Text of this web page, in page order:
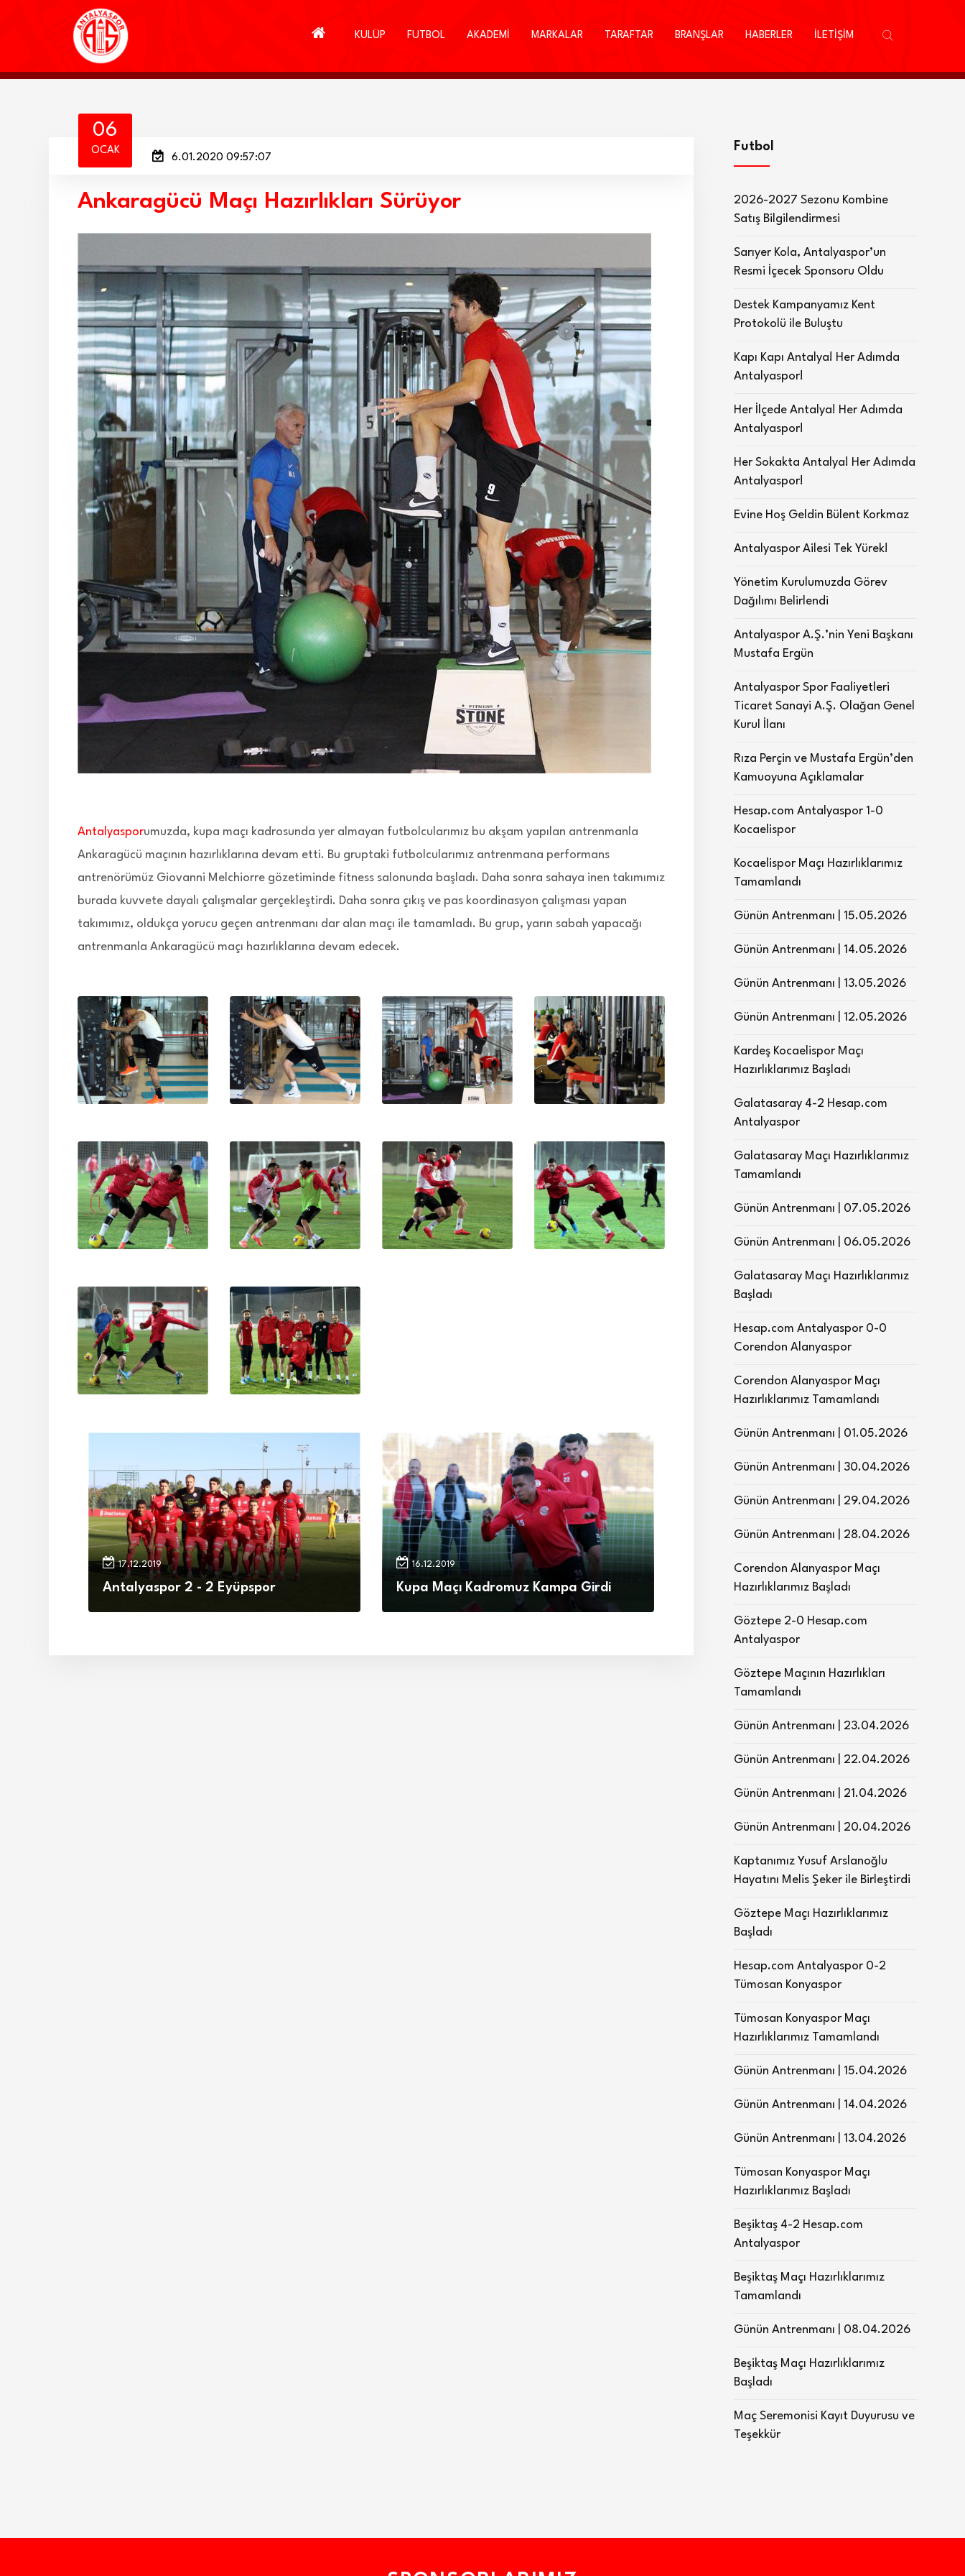
KULÜP FUTBOL AKADEMİ MARKALAR TARAFTAR BRANŞLAR HABERLER İLETİŞİM
06
OCAK
6.01.2020 09:57:07
Ankaragücü Maçı Hazırlıkları Sürüyor
Antalyasporumuzda, kupa maçı kadrosunda yer almayan futbolcularımız bu akşam yapılan antrenmanla
Ankaragücü maçının hazırlıklarına devam etti. Bu gruptaki futbolcularımız antrenmana performans
antrenörümüz Giovanni Melchiorre gözetiminde fitness salonunda başladı. Daha sonra sahaya inen takımımız
burada kuvvete dayalı çalışmalar gerçekleştirdi. Daha sonra çıkış ve pas koordinasyon çalışması yapan
takımımız, oldukça yorucu geçen antrenmanı dar alan maçı ile tamamladı. Bu grup, yarın sabah yapacağı
antrenmanla Ankaragücü maçı hazırlıklarına devam edecek.
17.12.2019
Antalyaspor 2 - 2 Eyüpspor
16.12.2019
Kupa Maçı Kadromuz Kampa Girdi
Futbol
2026-2027 Sezonu Kombine
Satış Bilgilendirmesi
Sarıyer Kola, Antalyaspor’un
Resmi İçecek Sponsoru Oldu
Destek Kampanyamız Kent
Protokolü ile Buluştu
Kapı Kapı Antalya! Her Adımda
Antalyaspor!
Her İlçede Antalya! Her Adımda
Antalyaspor!
Her Sokakta Antalya! Her Adımda
Antalyaspor!
Evine Hoş Geldin Bülent Korkmaz
Antalyaspor Ailesi Tek Yürek!
Yönetim Kurulumuzda Görev
Dağılımı Belirlendi
Antalyaspor A.Ş.’nin Yeni Başkanı
Mustafa Ergün
Antalyaspor Spor Faaliyetleri
Ticaret Sanayi A.Ş. Olağan Genel
Kurul İlanı
Rıza Perçin ve Mustafa Ergün’den
Kamuoyuna Açıklamalar
Hesap.com Antalyaspor 1-0
Kocaelispor
Kocaelispor Maçı Hazırlıklarımız
Tamamlandı
Günün Antrenmanı | 15.05.2026
Günün Antrenmanı | 14.05.2026
Günün Antrenmanı | 13.05.2026
Günün Antrenmanı | 12.05.2026
Kardeş Kocaelispor Maçı
Hazırlıklarımız Başladı
Galatasaray 4-2 Hesap.com
Antalyaspor
Galatasaray Maçı Hazırlıklarımız
Tamamlandı
Günün Antrenmanı | 07.05.2026
Günün Antrenmanı | 06.05.2026
Galatasaray Maçı Hazırlıklarımız
Başladı
Hesap.com Antalyaspor 0-0
Corendon Alanyaspor
Corendon Alanyaspor Maçı
Hazırlıklarımız Tamamlandı
Günün Antrenmanı | 01.05.2026
Günün Antrenmanı | 30.04.2026
Günün Antrenmanı | 29.04.2026
Günün Antrenmanı | 28.04.2026
Corendon Alanyaspor Maçı
Hazırlıklarımız Başladı
Göztepe 2-0 Hesap.com
Antalyaspor
Göztepe Maçının Hazırlıkları
Tamamlandı
Günün Antrenmanı | 23.04.2026
Günün Antrenmanı | 22.04.2026
Günün Antrenmanı | 21.04.2026
Günün Antrenmanı | 20.04.2026
Kaptanımız Yusuf Arslanoğlu
Hayatını Melis Şeker ile Birleştirdi
Göztepe Maçı Hazırlıklarımız
Başladı
Hesap.com Antalyaspor 0-2
Tümosan Konyaspor
Tümosan Konyaspor Maçı
Hazırlıklarımız Tamamlandı
Günün Antrenmanı | 15.04.2026
Günün Antrenmanı | 14.04.2026
Günün Antrenmanı | 13.04.2026
Tümosan Konyaspor Maçı
Hazırlıklarımız Başladı
Beşiktaş 4-2 Hesap.com
Antalyaspor
Beşiktaş Maçı Hazırlıklarımız
Tamamlandı
Günün Antrenmanı | 08.04.2026
Beşiktaş Maçı Hazırlıklarımız
Başladı
Maç Seremonisi Kayıt Duyurusu ve
Teşekkür